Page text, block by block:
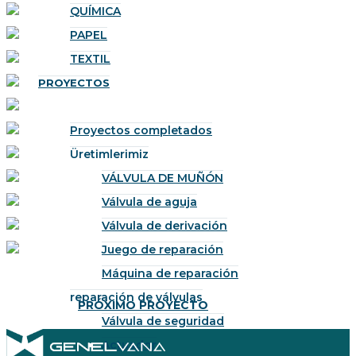
QUÍMICA
PAPEL
TEXTIL
PROYECTOS
Proyectos completados
Üretimlerimiz
VÁLVULA DE MUÑÓN
Válvula de aguja
Válvula de derivación
Juego de reparación
Máquina de reparación
reparación de válvulas
Válvula de seguridad
Actuador
PRÓXIMO PROYECTO